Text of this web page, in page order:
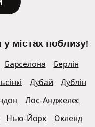
містах поблизу!
Барселона
Берлін
Дубай
Дублін
Лос-Анджелес
Нью-Йорк
Окленд